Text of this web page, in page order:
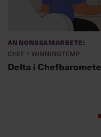
Annonssamarbete:
Chef + Winningtemp
Delta i